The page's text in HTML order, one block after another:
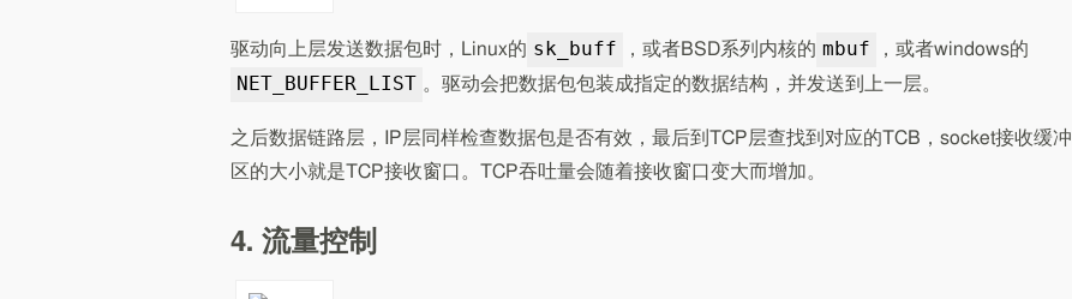
驱动向上层发送数据包时，Linux的 sk_buff ，或者BSD系列内核的 mbuf ，或者windows的
NET_BUFFER_LIST 。驱动会把数据包包装成指定的数据结构，并发送到上一层。
之后数据链路层，IP层同样检查数据包是否有效，最后到TCP层查找到对应的TCB，socket接收缓冲
区的大小就是TCP接收窗口。TCP吞吐量会随着接收窗口变大而增加。
4. 流量控制